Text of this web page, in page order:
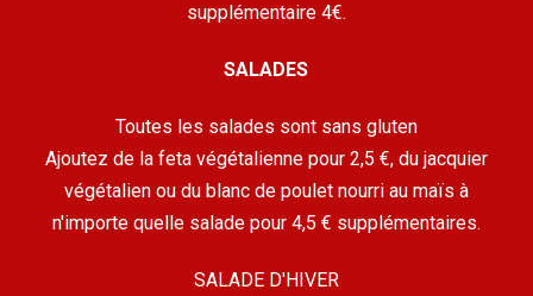
supplémentaire 4€.
SALADES
Toutes les salades sont sans gluten
Ajoutez de la feta végétalienne pour 2,5 €, du jacquier
végétalien ou du blanc de poulet nourri au maïs à
n'importe quelle salade pour 4,5 € supplémentaires.
SALADE D'HIVER